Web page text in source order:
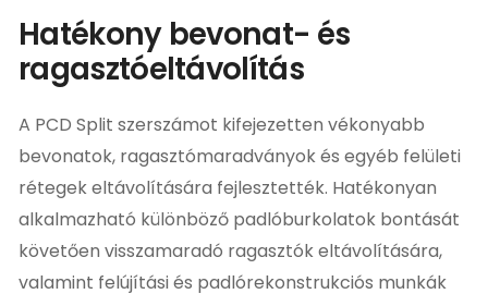
Hatékony bevonat- és
ragasztóeltávolítás
A PCD Split szerszámot kifejezetten vékonyabb
bevonatok, ragasztómaradványok és egyéb felületi
rétegek eltávolítására fejlesztették. Hatékonyan
alkalmazható különböző padlóburkolatok bontását
követően visszamaradó ragasztók eltávolítására,
valamint felújítási és padlórekonstrukciós munkák